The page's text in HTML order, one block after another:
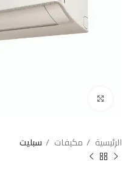
الرئيسية مكيفات سبليت